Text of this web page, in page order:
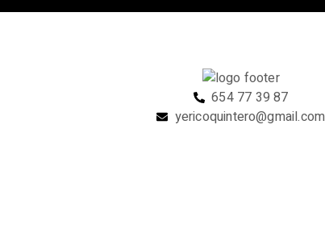
654 77 39 87
yericoquintero@gmail.com